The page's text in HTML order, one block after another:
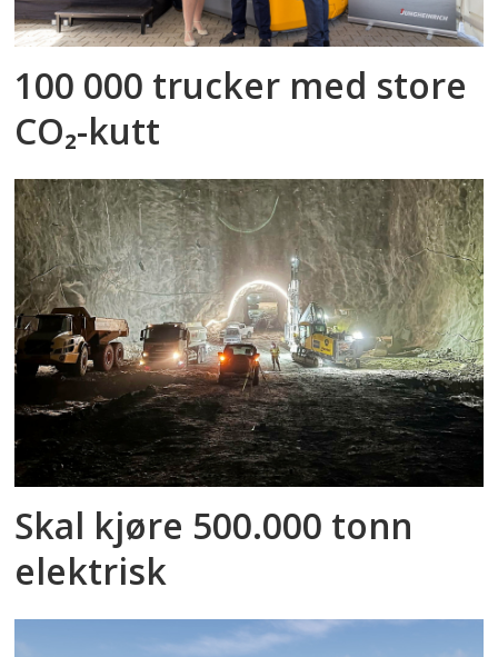
100 000 trucker med store
CO₂-kutt
Skal kjøre 500.000 tonn
elektrisk